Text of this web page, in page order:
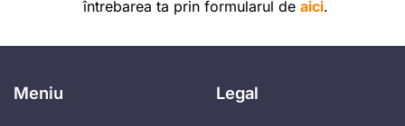
întrebarea ta prin formularul de aici.
Meniu Legal